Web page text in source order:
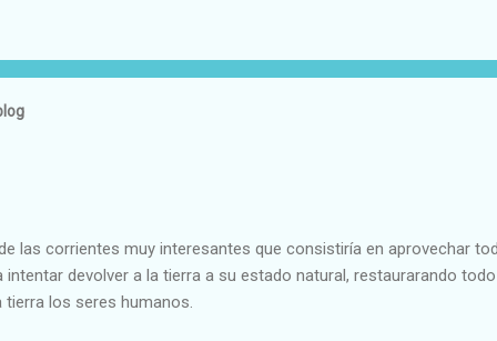
las corrientes muy interesantes que consistiría en aprovechar
devolver a la tierra a su estado natural, restaurarando
los seres humanos.